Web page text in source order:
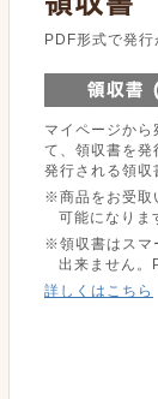
PDF形式で発行
マイページから
て、領収書を発
発行される領収
※商品をお受取
可能になりま
※領収書はスマ
出来ません。
詳しくはこちら